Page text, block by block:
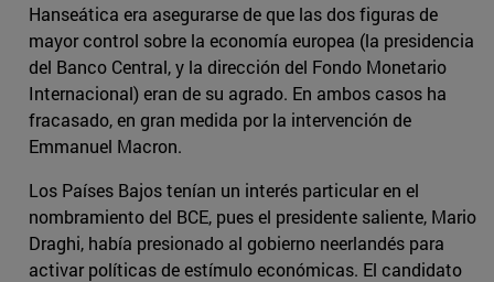
Hanseática era asegurarse de que las dos figuras de
mayor control sobre la economía europea (la presidencia
del Banco Central, y la dirección del Fondo Monetario
Internacional) eran de su agrado. En ambos casos ha
fracasado, en gran medida por la intervención de
Emmanuel Macron.
Los Países Bajos tenían un interés particular en el
nombramiento del BCE, pues el presidente saliente, Mario
Draghi, había presionado al gobierno neerlandés para
activar políticas de estímulo económicas. El candidato